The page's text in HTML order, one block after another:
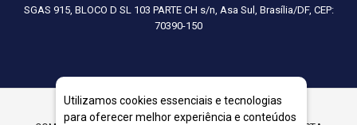
SGAS 915, BLOCO D SL 103 PARTE CH s/n, Asa Sul, Brasília/DF, CEP:
70390-150
Utilizamos cookies essenciais e tecnologias
para oferecer melhor experiência e conteúdos